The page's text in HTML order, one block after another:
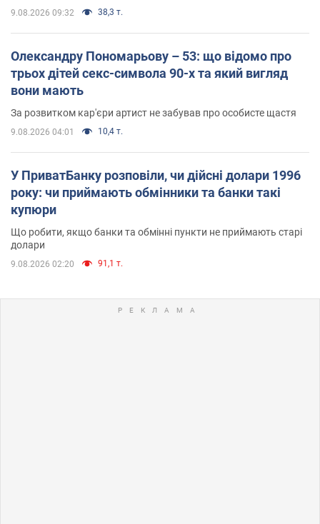
9.08.2026 09:32 38,3 т.
Олександру Пономарьову – 53: що відомо про
трьох дітей секс-символа 90-х та який вигляд
вони мають
За розвитком кар'єри артист не забував про особисте щастя
9.08.2026 04:01 10,4 т.
У ПриватБанку розповіли, чи дійсні долари 1996
року: чи приймають обмінники та банки такі
купюри
Що робити, якщо банки та обмінні пункти не приймають старі
долари
9.08.2026 02:20 91,1 т.